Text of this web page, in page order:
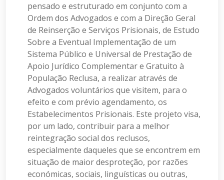
pensado e estruturado em conjunto com a
Ordem dos Advogados e com a Direção Geral
de Reinserção e Serviços Prisionais, de Estudo
Sobre a Eventual Implementação de um
Sistema Público e Universal de Prestação de
Apoio Jurídico Complementar e Gratuito à
População Reclusa, a realizar através de
Advogados voluntários que visitem, para o
efeito e com prévio agendamento, os
Estabelecimentos Prisionais. Este projeto visa,
por um lado, contribuir para a melhor
reintegração social dos reclusos,
especialmente daqueles que se encontrem em
situação de maior desproteção, por razões
económicas, sociais, linguísticas ou outras,